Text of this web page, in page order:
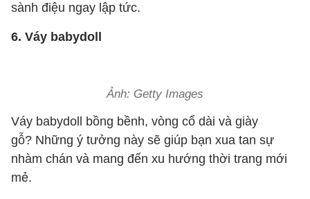
sành điệu ngay lập tức.
6. Váy babydoll
Ảnh: Getty Images
Váy babydoll bồng bềnh, vòng cổ dài và giày
gỗ? Những ý tưởng này sẽ giúp bạn xua tan sự
nhàm chán và mang đến xu hướng thời trang mới
mẻ.